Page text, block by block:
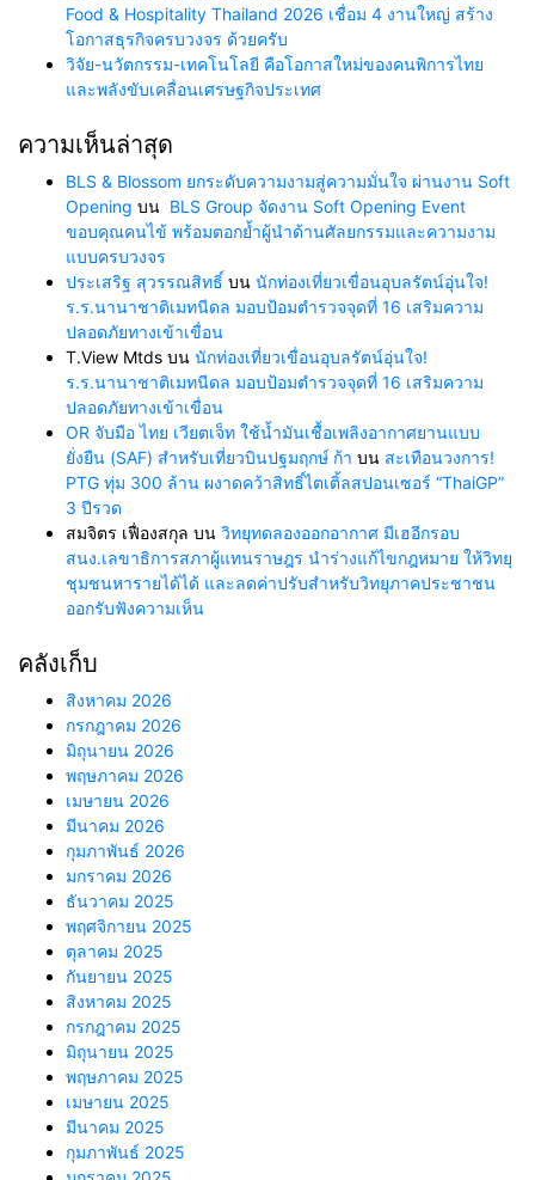
Food & Hospitality Thailand 2026 เชื่อม 4 งานใหญ่ สร้าง
โอกาสธุรกิจครบวงจร ด้วยครับ
วิจัย-นวัตกรรม-เทคโนโลยี คือโอกาสใหม่ของคนพิการไทย
และพลังขับเคลื่อนเศรษฐกิจประเทศ
ความเห็นล่าสุด
BLS & Blossom ยกระดับความงามสู่ความมั่นใจ ผ่านงาน Soft
Opening บน BLS Group จัดงาน Soft Opening Event
ขอบคุณคนไข้ พร้อมตอกย้ำผู้นำด้านศัลยกรรมและความงาม
แบบครบวงจร
ประเสริฐ สุวรรณสิทธิ์ บน นักท่องเที่ยวเขื่อนอุบลรัตน์อุ่นใจ!
ร.ร.นานาชาติเมทนีดล มอบป้อมตำรวจจุดที่ 16 เสริมความ
ปลอดภัยทางเข้าเขื่อน
T.View Mtds บน นักท่องเที่ยวเขื่อนอุบลรัตน์อุ่นใจ!
ร.ร.นานาชาติเมทนีดล มอบป้อมตำรวจจุดที่ 16 เสริมความ
ปลอดภัยทางเข้าเขื่อน
OR จับมือ ไทย เวียตเจ็ท ใช้น้ำมันเชื้อเพลิงอากาศยานแบบ
ยั่งยืน (SAF) สำหรับเที่ยวบินปฐมฤกษ์ ก้า บน สะเทือนวงการ!
PTG ทุ่ม 300 ล้าน ผงาดคว้าสิทธิ์ไตเติ้ลสปอนเซอร์ “ThaiGP”
3 ปีรวด
สมจิตร เฟื่องสกุล บน วิทยุทดลองออกอากาศ มีเฮอีกรอบ
สนง.เลขาธิการสภาผู้แทนราษฎร นำร่างแก้ไขกฎหมาย ให้วิทยุ
ชุมชนหารายได้ได้ และลดค่าปรับสำหรับวิทยุภาคประชาชน
ออกรับฟังความเห็น
คลังเก็บ
สิงหาคม 2026
กรกฎาคม 2026
มิถุนายน 2026
พฤษภาคม 2026
เมษายน 2026
มีนาคม 2026
กุมภาพันธ์ 2026
มกราคม 2026
ธันวาคม 2025
พฤศจิกายน 2025
ตุลาคม 2025
กันยายน 2025
สิงหาคม 2025
กรกฎาคม 2025
มิถุนายน 2025
พฤษภาคม 2025
เมษายน 2025
มีนาคม 2025
กุมภาพันธ์ 2025